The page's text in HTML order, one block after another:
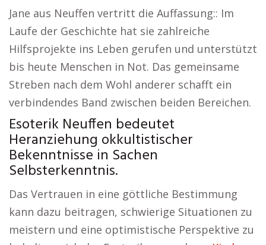
Jane aus Neuffen vertritt die Auffassung:: Im
Laufe der Geschichte hat sie zahlreiche
Hilfsprojekte ins Leben gerufen und unterstützt
bis heute Menschen in Not. Das gemeinsame
Streben nach dem Wohl anderer schafft ein
verbindendes Band zwischen beiden Bereichen.
Esoterik Neuffen bedeutet
Heranziehung okkultistischer
Bekenntnisse in Sachen
Selbsterkenntnis.
Das Vertrauen in eine göttliche Bestimmung
kann dazu beitragen, schwierige Situationen zu
meistern und eine optimistische Perspektive zu